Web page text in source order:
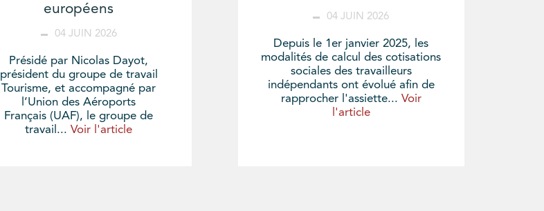
européens
04 JUIN 2026
Présidé par Nicolas Dayot,
président du groupe de travail
Tourisme, et accompagné par
l’Union des Aéroports
Français (UAF), le groupe de
travail...Voir l'article
04 JUIN 2026
Depuis le 1er janvier 2025, les
modalités de calcul des cotisations
sociales des travailleurs
indépendants ont évolué afin de
rapprocher l'assiette... Voir
l'article